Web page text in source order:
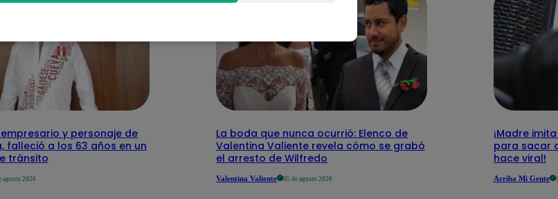
y personaje de
falleció a los 63 años en un
tránsito
agosto 2026
La boda que nunca ocurrió: Elenco de
Valentina Valiente revela cómo se grabó
el arresto de Wilfredo
Valentina Valiente 05 de agosto 2026
¡Madre
para sacar
hace viral!
Arriba Mi Gente